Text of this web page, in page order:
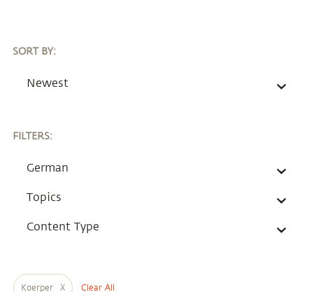
FILTERS:
German
Topics
Content Type
SORT BY:
Newest
Koerper X Clear All